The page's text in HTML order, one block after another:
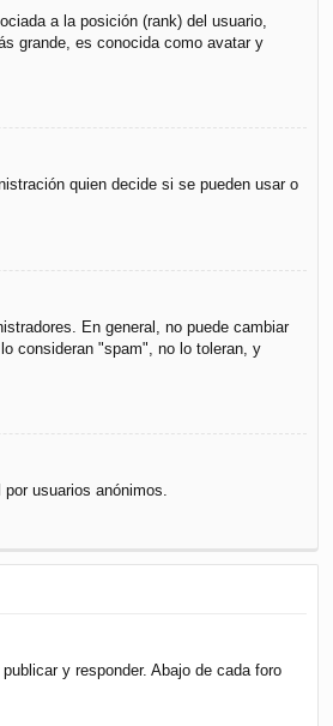
a la posición (rank) del usuario,
grande, es conocida como avatar y
quien decide si se pueden usar o
En general, no puede cambiar
consideran "spam", no lo toleran, y
usuarios anónimos.
y responder. Abajo de cada foro